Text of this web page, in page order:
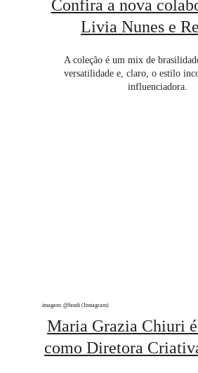
Confira a nova
Livia Nunes e
Maria Grazia Chiuri é
como Diretora
A coleção é um mix de
versatilidade e, claro, o estilo
influenciadora.
imagem: @fendi (Instagram)